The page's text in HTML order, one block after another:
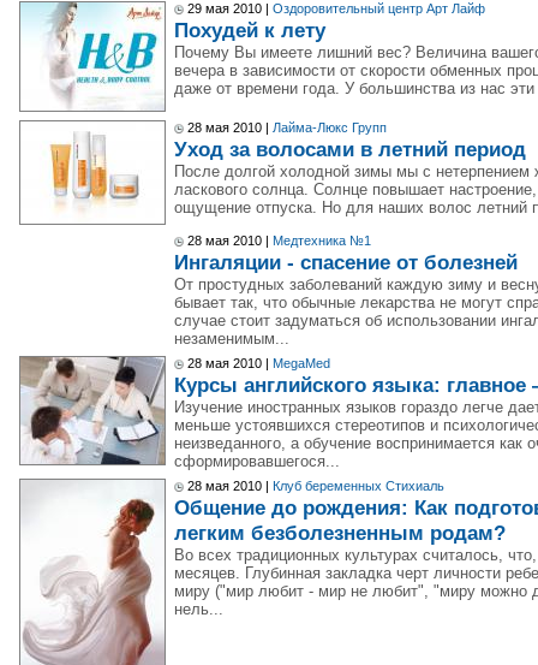
29 мая 2010 | Оздоровительный центр Арт Лайф
Похудей к лету
Почему Вы имеете лишний вес? Величина
вечера в зависимости от скорости обменных
даже от времени года. У большинства из нас
28 мая 2010 | Лайма-Люкс Групп
Уход за волосами в летний период
После долгой холодной зимы мы с
ласкового солнца. Солнце повышает
ощущение отпуска. Но для наших волос летний
28 мая 2010 | Медтехника №1
Ингаляции - спасение от болезней
От простудных заболеваний каждую зиму и
бывает так, что обычные лекарства не могут
случае стоит задуматься об использовании
незаменимым...
28 мая 2010 | MegaMed
Курсы английского языка:
Изучение иностранных языков гораздо легче
меньше устоявшихся стереотипов и
неизведанного, а обучение воспринимается как
сформировавшегося...
28 мая 2010 | Клуб беременных Стихиаль
Общение до рождения: Как
легким безболезненным родам?
Во всех традиционных культурах считалось,
месяцев. Глубинная закладка черт личности
миру ("мир любит - мир не любит", "миру можно
нель...